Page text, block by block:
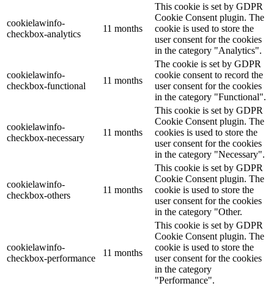
cookielawinfo-
checkbox-analytics
11 months
This cookie is set by GDPR
Cookie Consent plugin. The
cookie is used to store the
user consent for the cookies
in the category "Analytics".
cookielawinfo-
checkbox-functional
11 months
The cookie is set by GDPR
cookie consent to record the
user consent for the cookies
in the category "Functional".
cookielawinfo-
checkbox-necessary
11 months
This cookie is set by GDPR
Cookie Consent plugin. The
cookies is used to store the
user consent for the cookies
in the category "Necessary".
cookielawinfo-
checkbox-others
11 months
This cookie is set by GDPR
Cookie Consent plugin. The
cookie is used to store the
user consent for the cookies
in the category "Other.
cookielawinfo-
checkbox-performance
11 months
This cookie is set by GDPR
Cookie Consent plugin. The
cookie is used to store the
user consent for the cookies
in the category
"Performance".